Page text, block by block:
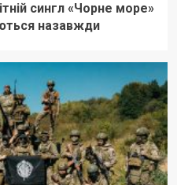
сингл «Чорне море»
назавжди